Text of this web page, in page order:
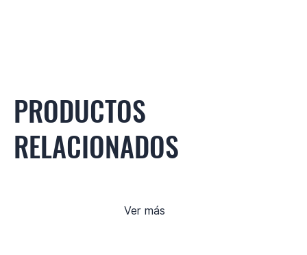
PRODUCTOS
RELACIONADOS
Ver más